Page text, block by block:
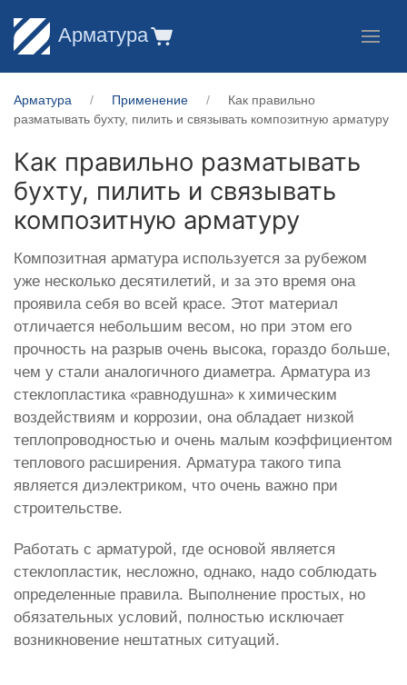
Арматура
Арматура Применение
Как правильно
разматывать бухту, пилить и связывать композитную арматуру
Как правильно разматывать
бухту, пилить и связывать
композитную арматуру
Композитная арматура используется за рубежом
уже несколько десятилетий, и за это время она
проявила себя во всей красе. Этот материал
отличается небольшим весом, но при этом его
прочность на разрыв очень высока, гораздо больше,
чем у стали аналогичного диаметра. Арматура из
стеклопластика «равнодушна» к химическим
воздействиям и коррозии, она обладает низкой
теплопроводностью и очень малым коэффициентом
теплового расширения. Арматура такого типа
является диэлектриком, что очень важно при
строительстве.
Работать с арматурой, где основой является
стеклопластик, несложно, однако, надо соблюдать
определенные правила. Выполнение простых, но
обязательных условий, полностью исключает
возникновение нештатных ситуаций.